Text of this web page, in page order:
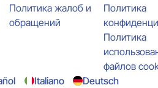
Политика жалоб и
обращений
Политика
Политика
файлов
Italiano
Deutsch